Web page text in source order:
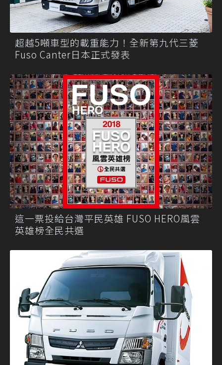
超越5噸車型的載重能力！全新第九代三菱
Fuso Canter日本正式發表
這一票投給台灣平民英雄 FUSO HERO風雲
英雄榜全民共選